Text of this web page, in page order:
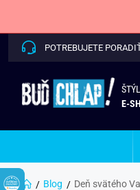
POTREBUJETE
E-
Blog Deň svätého